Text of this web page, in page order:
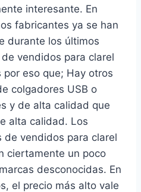
interesante. En
fabricantes ya se han
durante los últimos
vendidos para clarel
eso que; Hay otros
colgadores USB o
y de alta calidad que
alta calidad. Los
de vendidos para clarel
ciertamente un poco
desconocidas. En
el precio más alto vale